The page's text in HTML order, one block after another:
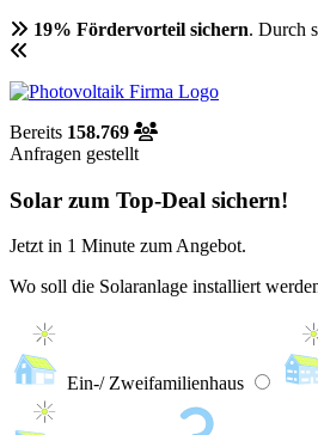
19% Fördervorteil sichern. Durch
Bereits 158.769
Anfragen gestellt
Solar zum Top-Deal sichern!
Jetzt in 1 Minute zum Angebot.
Wo soll die Solaranlage installiert
Ein-/ Zweifamilienhaus